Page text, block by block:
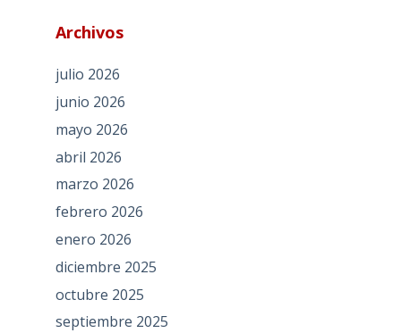
Archivos
julio 2026
junio 2026
mayo 2026
abril 2026
marzo 2026
febrero 2026
enero 2026
diciembre 2025
octubre 2025
septiembre 2025